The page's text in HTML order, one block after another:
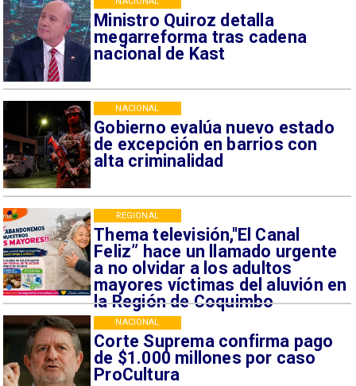
Ministro Quiroz detalla
megarreforma tras cadena
nacional de Kast
Gobierno evalúa nuevo estado
de excepción en barrios con
alta criminalidad
NACIONAL
Thema televisión,"El Canal
Feliz” hace un llamado urgente
a no olvidar a los adultos
mayores víctimas del aluvión en
la Región de Coquimbo
REGIONAL
Corte Suprema confirma pago
de $1.000 millones por caso
ProCultura
NACIONAL